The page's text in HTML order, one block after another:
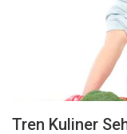
Tren Kuliner